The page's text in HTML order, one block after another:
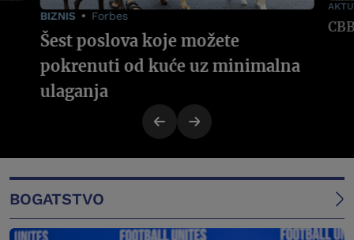
BIZNIS Forbes
Šest poslova koje možete
pokrenuti od kuće uz minimalna
ulaganja
BOGATSTVO